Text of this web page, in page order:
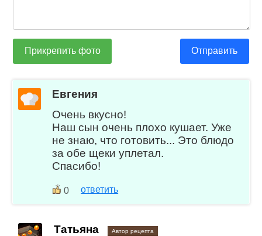
Прикрепить фото Отправить
Евгения
Очень вкусно!
Наш сын очень плохо кушает. Уже
не знаю, что готовить... Это блюдо
за обе щеки уплетал.
Спасибо!
0 ответить
Татьяна Автор рецепта